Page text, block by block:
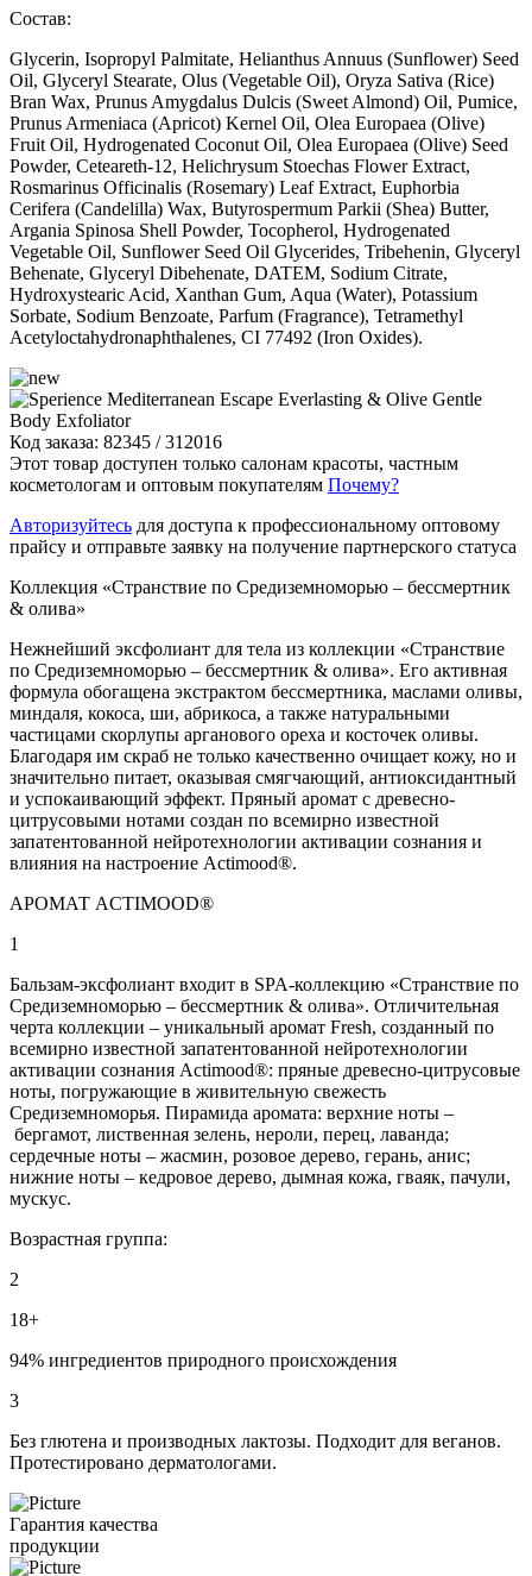
Состав:
Glycerin, Isopropyl Palmitate, Helianthus Annuus (Sunflower) Seed
Oil, Glyceryl Stearate, Olus (Vegetable Oil), Oryza Sativa (Rice)
Bran Wax, Prunus Amygdalus Dulcis (Sweet Almond) Oil, Pumice,
Prunus Armeniaca (Apricot) Kernel Oil, Olea Europaea (Olive)
Fruit Oil, Hydrogenated Coconut Oil, Olea Europaea (Olive) Seed
Powder, Ceteareth-12, Helichrysum Stoechas Flower Extract,
Rosmarinus Officinalis (Rosemary) Leaf Extract, Euphorbia
Cerifera (Candelilla) Wax, Butyrospermum Parkii (Shea) Butter,
Argania Spinosa Shell Powder, Tocopherol, Hydrogenated
Vegetable Oil, Sunflower Seed Oil Glycerides, Tribehenin, Glyceryl
Behenate, Glyceryl Dibehenate, DATEM, Sodium Citrate,
Hydroxystearic Acid, Xanthan Gum, Aqua (Water), Potassium
Sorbate, Sodium Benzoate, Parfum (Fragrance), Tetramethyl
Acetyloctahydronaphthalenes, CI 77492 (Iron Oxides).
Код заказа: 82345 / 312016
Этот товар доступен только салонам красоты, частным
косметологам и оптовым покупателям Почему?
Авторизуйтесь для доступа к профессиональному оптовому
прайсу и отправьте заявку на получение партнерского статуса
Коллекция «Странствие по Средиземноморью – бессмертник
& олива»
Нежнейший эксфолиант для тела из коллекции «Странствие
по Средиземноморью – бессмертник & олива». Его активная
формула обогащена экстрактом бессмертника, маслами оливы,
миндаля, кокоса, ши, абрикоса, а также натуральными
частицами скорлупы арганового ореха и косточек оливы.
Благодаря им скраб не только качественно очищает кожу, но и
значительно питает, оказывая смягчающий, антиоксидантный
и успокаивающий эффект. Пряный аромат с древесно-
цитрусовыми нотами создан по всемирно известной
запатентованной нейротехнологии активации сознания и
влияния на настроение Actimood®.
АРОМАТ ACTIMOOD®
1
Бальзам-эксфолиант входит в SPA-коллекцию «Странствие по
Средиземноморью – бессмертник & олива». Отличительная
черта коллекции – уникальный аромат Fresh, созданный по
всемирно известной запатентованной нейротехнологии
активации сознания Actimood®: пряные древесно-цитрусовые
ноты, погружающие в живительную свежесть
Средиземноморья. Пирамида аромата: верхние ноты –
бергамот, лиственная зелень, нероли, перец, лаванда;
сердечные ноты – жасмин, розовое дерево, герань, анис;
нижние ноты – кедровое дерево, дымная кожа, гваяк, пачули,
мускус.
Возрастная группа:
2
18+
94% ингредиентов природного происхождения
3
Без глютена и производных лактозы. Подходит для веганов.
Протестировано дерматологами.
Гарантия качества
продукции